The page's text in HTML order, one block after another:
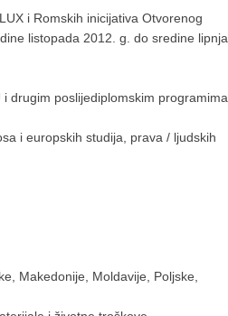
i Romskih inicijativa Otvorenog
listopada 2012. g. do sredine lipnja
drugim poslijediplomskim programima
i europskih studija, prava / ljudskih
Makedonije, Moldavije, Poljske,